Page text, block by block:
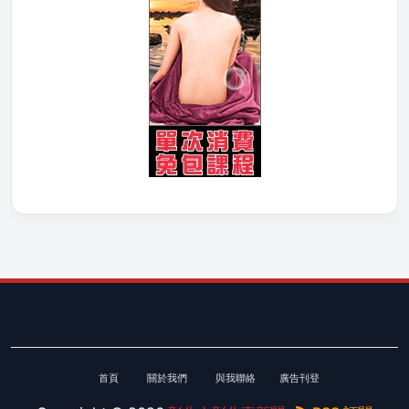
首頁 關於我們 與我聯絡 廣告刊登